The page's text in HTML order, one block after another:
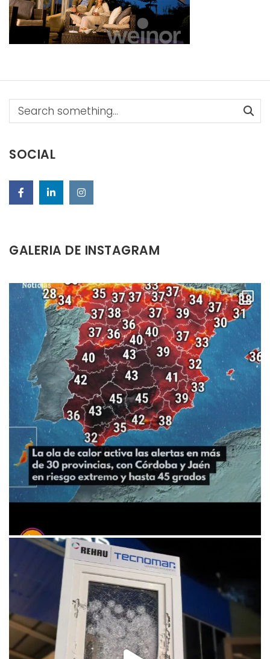
Search
SOCIAL
GALERIA DE INSTAGRAM